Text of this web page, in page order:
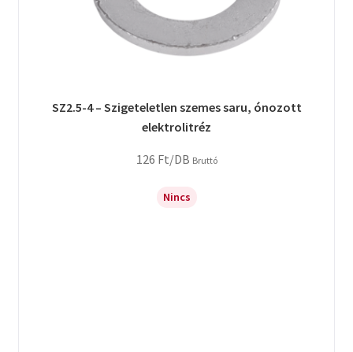
SZ2.5-4 – Szigeteletlen szemes saru, ónozott
elektrolitréz
126 Ft/DB Bruttó
Nincs